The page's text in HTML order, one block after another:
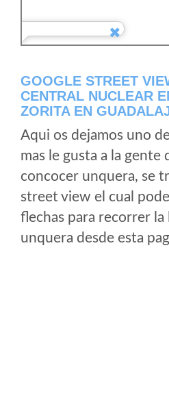
GOOGLE STREET
CENTRAL NUCLEAR
ZORITA EN
Aqui os dejamos uno
mas le gusta a la gente
concocer unquera, se
street view el cual
flechas para recorrer la
unquera desde esta